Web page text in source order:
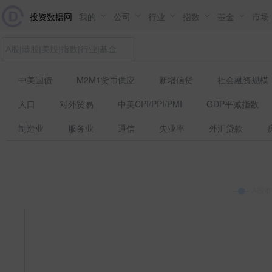
投资数据网 我的 公司 行业 指数 基金 市场
中美国债 M2M1货币供应 新增信贷
社会融资规模
人口
对外贸易 中美CPI/PPI/PMI
GDP平减指数
制造业
服务业 通信 失业率 外汇贷款